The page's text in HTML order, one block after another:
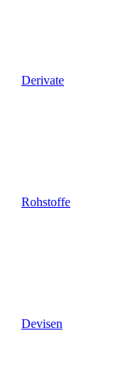
Derivate
Rohstoffe
Devisen